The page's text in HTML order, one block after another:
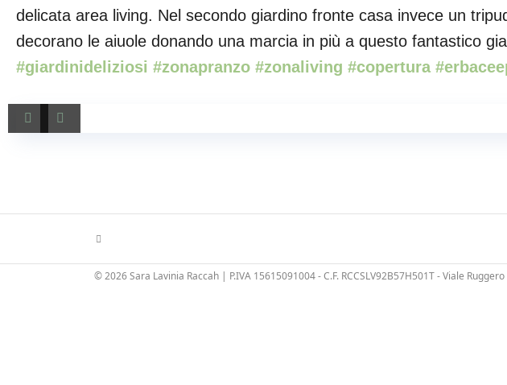
delicata area living. Nel secondo giardino fronte casa invece un
decorano le aiuole donando una marcia in più a questo fantastico
#giardinideliziosi #zonapranzo #zonaliving #copertura
© 2026 Sara Lavinia Raccah | P.IVA 15615091004 - C.F. RCCSLV92B57H501T - Viale